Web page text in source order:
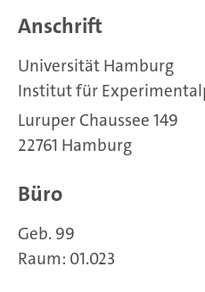
Anschrift
Universität Hamburg
Institut für
Luruper Chaussee 149
22761 Hamburg
Büro
Geb. 99
Raum: 01.023